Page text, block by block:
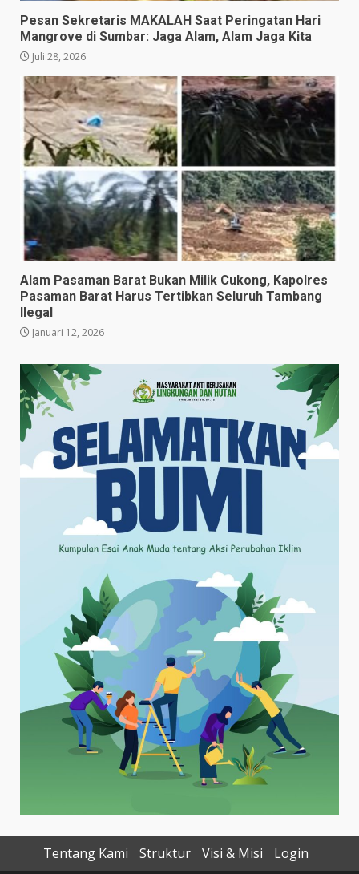
Pesan Sekretaris MAKALAH Saat Peringatan Hari
Mangrove di Sumbar: Jaga Alam, Alam Jaga Kita
Juli 28, 2026
Alam Pasaman Barat Bukan Milik Cukong, Kapolres
Pasaman Barat Harus Tertibkan Seluruh Tambang
Ilegal
Januari 12, 2026
Tentang Kami Struktur Visi & Misi Login